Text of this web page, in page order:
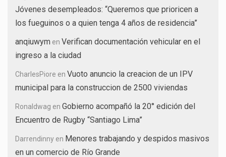
Jóvenes desempleados: “Queremos que prioricen a
los fueguinos o a quien tenga 4 años de residencia”
anqiuwym en Verifican documentación vehicular en el
ingreso a la ciudad
CharlesPiore en Vuoto anuncio la creacion de un IPV
municipal para la construccion de 2500 viviendas
Ronaldwag en Gobierno acompañó la 20° edición del
Encuentro de Rugby “Santiago Lima”
Darrendinny en Menores trabajando y despidos masivos
en un comercio de Río Grande